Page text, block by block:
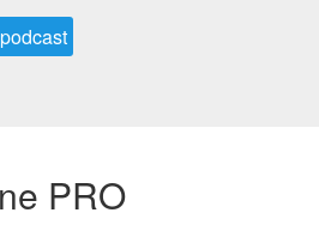
PRO